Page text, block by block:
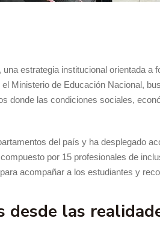
estrategia institucional orientada
Ministerio de Educación Nacional,
donde las condiciones sociales,
del país y ha desplegado
por 15 profesionales de
acompañar a los estudiantes y
desde las